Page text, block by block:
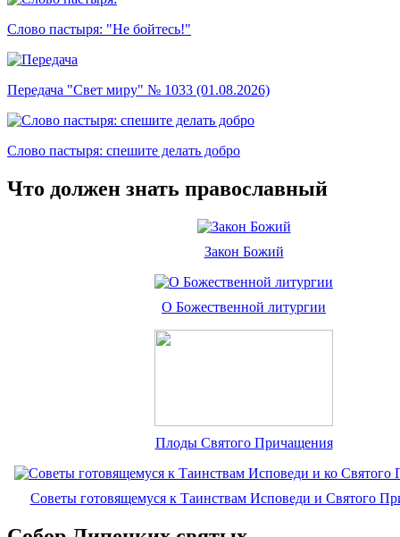
Слово пастыря: "Не бойтесь!"
Передача "Свет миру" № 1033 (01.08.2026)
Слово пастыря: спешите делать добро
Что должен знать православный
Закон Божий
О Божественной литургии
Плоды Святого Причащения
Советы готовящемуся к Таинствам Исповеди и Святого